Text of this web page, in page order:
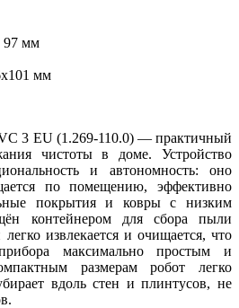
97 мм
мм
3 EU (1.269‑110.0) — практичный
чистоты в доме. Устройство
и автономность: оно
по помещению, эффективно
покрытия и ковры с низким
контейнером для сбора пыли
извлекается и очищается, что
максимально простым и
размерам робот легко
вдоль стен и плинтусов, не